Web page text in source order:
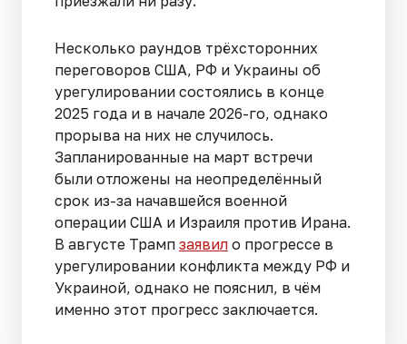
Несколько раундов трёхсторонних
переговоров США, РФ и Украины об
урегулировании состоялись в конце
2025 года и в начале 2026-го, однако
прорыва на них не случилось.
Запланированные на март встречи
были отложены на неопределённый
срок из-за начавшейся военной
операции США и Израиля против Ирана.
В августе Трамп заявил о прогрессе в
урегулировании конфликта между РФ и
Украиной, однако не пояснил, в чём
именно этот прогресс заключается.